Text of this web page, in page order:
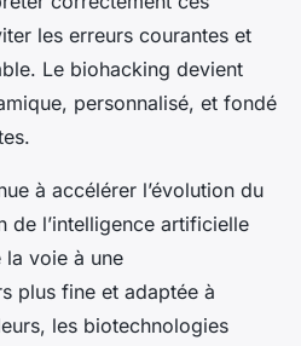
les erreurs courantes et
Le biohacking devient
personnalisé, et fondé
à accélérer l’évolution du
de l’intelligence artificielle
la voie à une
plus fine et adaptée à
les biotechnologies